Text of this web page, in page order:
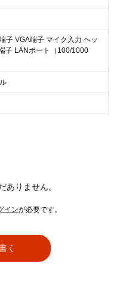
子 VGA端子 マイク入力 ヘッ
子 LANポート（100/1000
ありません。
インが必要です。
く